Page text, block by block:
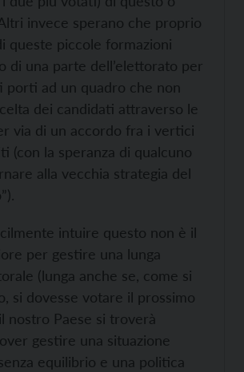
invece sperano che proprio
queste piccole formazioni
di una parte dell’elettorato per
porti ad un quadro che non
dei candidati attraverso le
via di un accordo fra i vertici
(con la speranza di qualcuno
alla vecchia strategia del
intuire questo non è il
per gestire una lunga
(lunga anche se, come si
si dovesse votare il prossimo
nostro Paese si troverà
gestire una situazione
equilibrio e una politica